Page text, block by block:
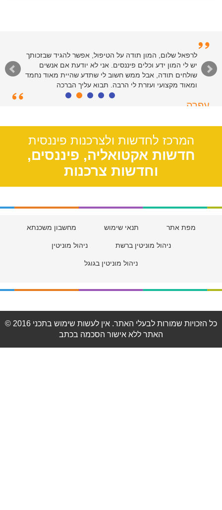
לרפאל שלום, המון תודה על הטיפול, אפשר להגיד שבזכותך
יש לי המון ידע וכלים פיננסים. אני לא יודעת אם אנשים
שולחים תודה, אבל ממש חשוב לי שתדע שהיית מאוד נחמד
ומאוד מקצועי ועזרת לי הרבה. תבוא עליך הברכה
עפרה
המרכז לחדשות ולצרכנות פיננסית
חדשות אקטואליה, פיננסים,
וחדשות צרכנות
מפת אתר תנאי שימוש מחשבון משכנתא
ניהול מוניטין ברשת ניהול מוניטין
ניהול מוניטין בגוגל
© 2016 כל הזכויות שמורות לבעלי האתר. אין לעשות שימוש בתכני
האתר ללא אישור הסכמה בכתב